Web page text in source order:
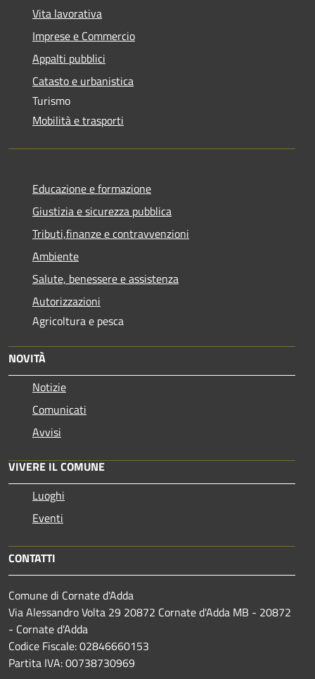
Vita lavorativa
Imprese e Commercio
Appalti pubblici
Catasto e urbanistica
Turismo
Mobilità e trasporti
Educazione e formazione
Giustizia e sicurezza pubblica
Tributi,finanze e contravvenzioni
Ambiente
Salute, benessere e assistenza
Autorizzazioni
Agricoltura e pesca
NOVITÀ
Notizie
Comunicati
Avvisi
VIVERE IL COMUNE
Luoghi
Eventi
CONTATTI
Comune di Cornate d'Adda
Via Alessandro Volta 29 20872 Cornate d'Adda MB - 20872
- Cornate d'Adda
Codice Fiscale: 02846660153
Partita IVA: 00738730969